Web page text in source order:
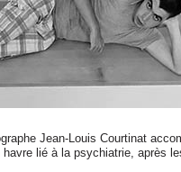
Jean-Louis Courtinat
lié à la psychiatrie, après